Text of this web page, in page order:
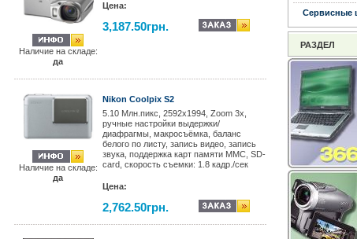
Наличие на складе:
да
Цена:
3,187.50грн.
Наличие на складе:
да
Nikon Coolpix S2
5.10 Mлн.пикс, 2592x1994, Zoom 3x,
ручные настройки выдержки/
диафрагмы, макросъёмка, баланс
белого по листу, запись видео, запись
звука, поддержка карт памяти MMС, SD-
card, скорость съемки: 1.8 кадр./сек
Цена:
2,762.50грн.
Сервисные
РАЗДЕЛ